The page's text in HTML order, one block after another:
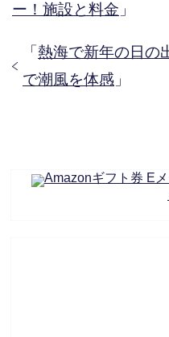
ー！施設と料金 」
「 熱海で新年の日の
で潮風を体感 」
Amazonギフト券 E